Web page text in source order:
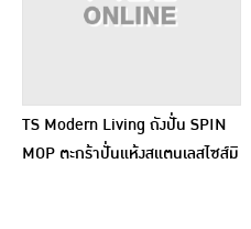
TS Modern Living ถังปั่น SPIN
MOP ตะกร้าปั่นแห้งสแตนเลสไซส์มิ